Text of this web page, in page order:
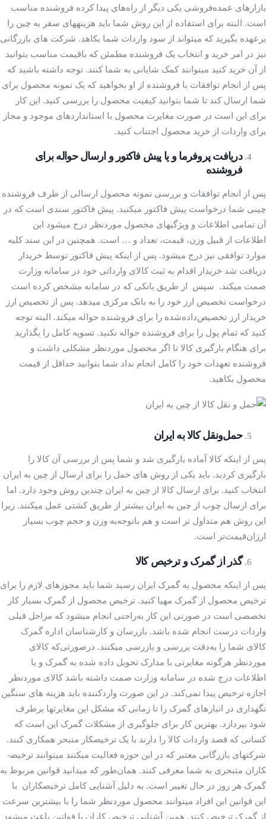
بازار­های عمده‌فروشی یکی دیگر از راه‌های پیدا کرده فروشنده مناسب
است. البته برای استفاده از این روش شما باید هزینه­های سفر به چین را
برعهده بگیرید که می­تواند از سود واردات شما بکاهد. شرکت­ های بازرگانی
نیز در امر خرید و انتخاب یک فروشنده مطمئن که باقیمت مناسب بتوانید
از آن خرید کنید می­توانند کمک شایانی به شما کنند. توجه داشته باشید که
پس از انجام توافقات با فروشنده از او بخواهید که یک نمونه محصول برای
شما ارسال کند تا شما بتوانید کیفیت محصول را بررسی کنید. این کار
برای این است در صورت مغایرت محصول با استاندارد­های موجود و مجاز
برای واردات از خرید محصول اجتناب کنید.
دریافت پروفرما و یا پیش ­فاکتور و ارسال حواله برای
فروشنده
پس از انجام توافقات و بررسی نمونه محصول ارسالی از طرف فروشنده
چینی شما درخواست پیش ­فاکتور می­کنید. پیش­ فاکتور سندی است که در
آن تمامی اطلاعات و ویژگی­های محصول موردنظر درج می­شود این
اطلاعات از قبیل وزن، قیمت، تعداد و … است. همچنین در این سند کلیه
موارد توافقی نیز درج می­شود. پس از اینکه پیش­ فاکتور توسط خریدار
دریافت شد خریدار اقدام به ثبت کالای وارداتی خود در سامانه وزارت
صمت می­کند. سپس از طریق بانکی که در سامانه مشخص کرده است
درخواست تخصیص ارز خود را به بانک مرکزی می­دهد. پس از تخصیص ارز
خریدار ارز تخصیص‌داده‌شده را برای فروشنده حواله می­کند. البته توجه
کنید که تمام پول را برای فروشنده حواله نکنید. تسویه کامل را بگذارید
برای هنگام بارگیری کالا تا اگر محصول موردنظر مشکلی داشت و
فروشنده تعهدات خود را کامل انجام نداد شما بتوانید حداقل از قیمت
محصول بکاهید.
حمل‌ونقل کالا به ایران
پس از اینکه کالا آماده بارگیری شد و شما پس از بررسی آن کالا را
بارگیری کردید. باید یکی از روش ­های حمل را برای ارسال از چین به ایران
انتخاب کنید. برای ارسال کالا از چین به ایران چندین روش وجود دارد. اما
برای ارسال چوب از چین به ایران بیشتر از طریق کشتی عمل می­کنند. زیرا
این روش هم متداول­ تر است و هم باتوجه‌به وزن و حجم چوب بسیار
ارزان‌قیمت‌تر است.
گذر از گمرک و ترخیص کالا
پس از اینکه محصول به گمرک ایران رسید شما باید مجوز­های لازم را برای
ترخیص محصول از گمرک مهیا کنید. ترخیص محصول از گمرک بسیار کار
تخصصی است در صورتی این کار به‌راحتی انجام می­شود که مراحل قبلی
واردات درست انجام شده باشد. بازرسان و کارشناسان اداره گمرک
کالای شما را به‌دقت بررسی و بازرسی می­کنند. درصورتی‌که کالای
موردنظر هرگونه مغایرتی با مدارک تحویل داده شده به گمرک و یا
اطلاعات درج شده در سامانه وزارت صمت داشته باشد کالای موردنظر
اجازه ترخیص پیدا نمی‌کند. در این صورت واردکننده باید هزینه ­های سنگین
نگهداری در انبارهای گمرک را تا زمانی که مشکل این مغایرت­ها برطرف
شود بپردازد. بهترین کار برای جلوگیری از مشکلات گمرک این است که
کسانی که قصد واردات کالا را دارند با یک ترخیص­کار متبحر همکاری کنند.
شرکت­های بازرگانی معتبر که در این حوزه فعالیت می­کنند می­توانند ترخیص­
کاران متبحری به شما معرفی کنند. همان‌طور که می­دانید قوانین مربوط به
گمرک هر روز در حال تغییر است. به دلیل آشنایی کامل ترخیص­کاران با
این قوانین این افراد می­توانند محصول موردنظر شما را با بیشترین سرعت
از گمرک ترخیص کنند. همین آشنایی ترخیص ­کاران با قوانین باعث می­شود